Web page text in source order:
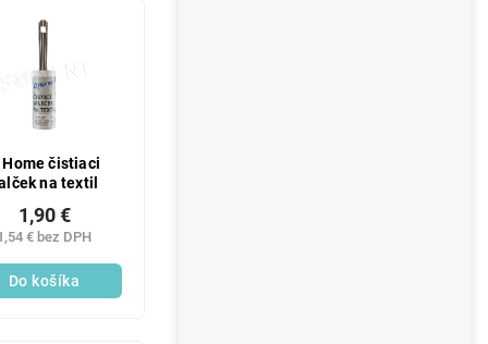
Home čistiaci
na textil
€ bez DPH
1,90 €
Do košíka